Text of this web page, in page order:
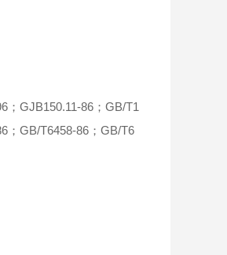
；GJB150.11-86；GB/T1
；GB/T6458-86；GB/T6